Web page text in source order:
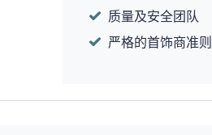
质量及安全团队
严格的首饰商准则